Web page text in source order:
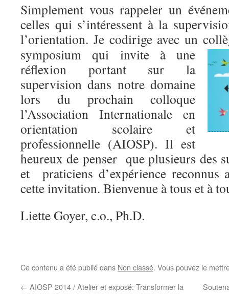
Simplement vous rappeler un
celles qui s’intéressent à la
l’orientation. Je codirige avec un
symposium qui invite à une
réflexion portant sur la
supervision dans notre domaine
lors du prochain colloque
l’Association Internationale en
orientation scolaire et
professionnelle (AIOSP). Il est
heureux de penser que plusieurs des
et praticiens d’expérience reconnus
cette invitation. Bienvenue à tous et à
Liette Goyer, c.o., Ph.D.
Ce contenu a été publié dans Non classé. Vous pouvez le
← AIOSP 2014 / Atelier et exposé: Transformer la